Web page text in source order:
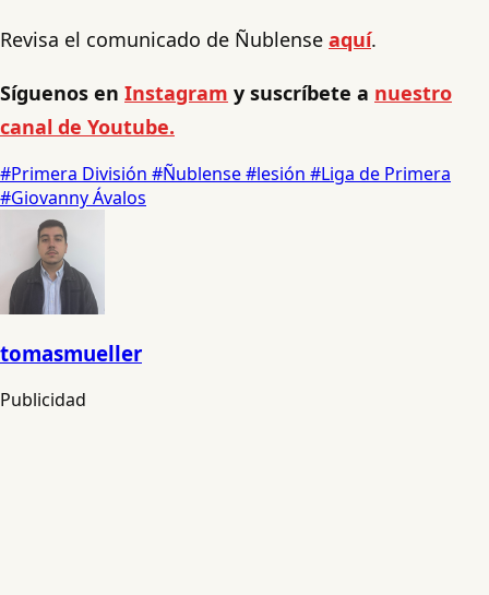
Revisa el comunicado de Ñublense aquí.
Síguenos en Instagram y suscríbete a nuestro
canal de Youtube.
#Primera División #Ñublense#lesión #Liga de Primera
#Giovanny Ávalos
tomasmueller
Publicidad